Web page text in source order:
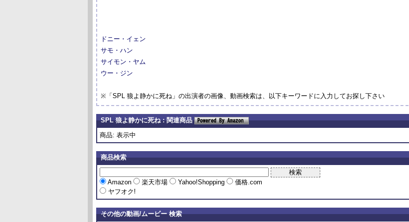
ドニー・イェン
サモ・ハン
サイモン・ヤム
ウー・ジン
※「SPL 狼よ静かに死ね」の出演者の画像、動画検索は、以下キーワードに入力してお探し下さい
SPL 狼よ静かに死ね : 関連商品
商品: 表示中
商品検索
Amazon 楽天市場 Yahoo!Shopping
価格.com
ヤフオク!
その他の動画/ムービー 検索